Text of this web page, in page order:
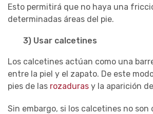
Esto permitirá que no haya una
determinadas áreas del pie.
3) Usar calcetines
Los calcetines actúan como una
entre la piel y el zapato. De este
pies de las rozaduras y la aparición
Sin embargo, si los calcetines no son